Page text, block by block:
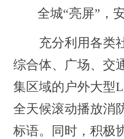
全城“亮屏”，安
充分利用各类社
综合体、广场、交
集区域的户外大型
全天候滚动播放消
标语。同时，积极